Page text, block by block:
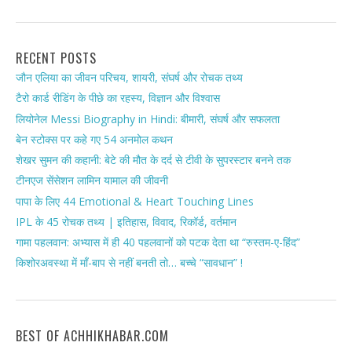
RECENT POSTS
जौन एलिया का जीवन परिचय, शायरी, संघर्ष और रोचक तथ्य
टैरो कार्ड रीडिंग के पीछे का रहस्य, विज्ञान और विश्वास
लियोनेल Messi Biography in Hindi: बीमारी, संघर्ष और सफलता
बेन स्टोक्स पर कहे गए 54 अनमोल कथन
शेखर सुमन की कहानी: बेटे की मौत के दर्द से टीवी के सुपरस्टार बनने तक
टीनएज सेंसेशन लामिन यामाल की जीवनी
पापा के लिए 44 Emotional & Heart Touching Lines
IPL के 45 रोचक तथ्य | इतिहास, विवाद, रिकॉर्ड, वर्तमान
गामा पहलवान: अभ्यास में ही 40 पहलवानों को पटक देता था “रुस्तम-ए-हिंद”
किशोरअवस्था में माँ-बाप से नहीं बनती तो… बच्चे “सावधान” !
BEST OF ACHHIKHABAR.COM